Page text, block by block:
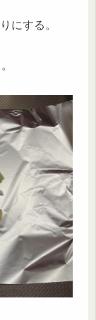
にする。